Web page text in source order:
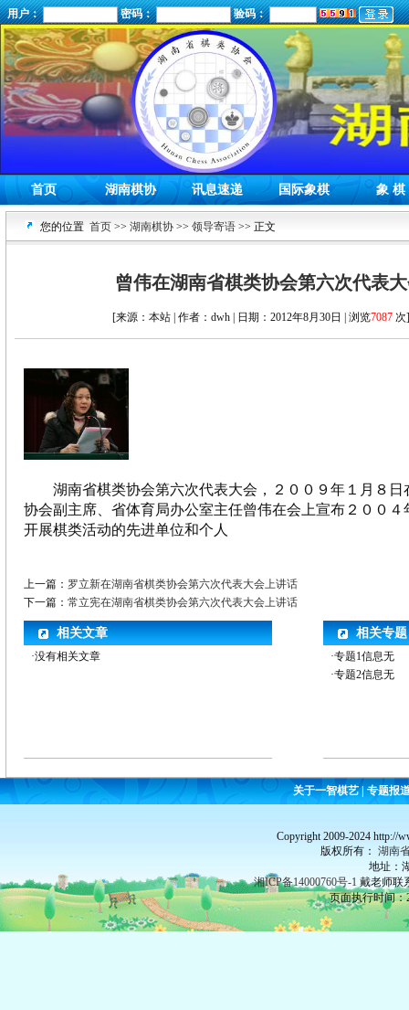
用户： 密码： 验码：
首页 湖南棋协 讯息速递 国际象棋 象 棋
您的位置 首页 >> 湖南棋协 >> 领导寄语 >> 正文
曾伟在湖南省棋类协会第六次代表
[来源：本站 | 作者：dwh | 日期：2012年8月30日 | 浏览7087
湖南省棋类协会第六次代表大会，２００９年１月８日
协会副主席、省体育局办公室主任曾伟在会上宣布２００
开展棋类活动的先进单位和个人
上一篇： 罗立新在湖南省棋类协会第六次代表大会上讲话
下一篇： 常立宪在湖南省棋类协会第六次代表大会上讲话
相关文章
·没有相关文章
相关专题
·专题1信息无
·专题2信息无
关于一智棋艺 专题报
Copyright 2009-2024 http://
版权所有： 湖南
地址：
湘ICP备14000760号-1 戴老师联
页面执行时间